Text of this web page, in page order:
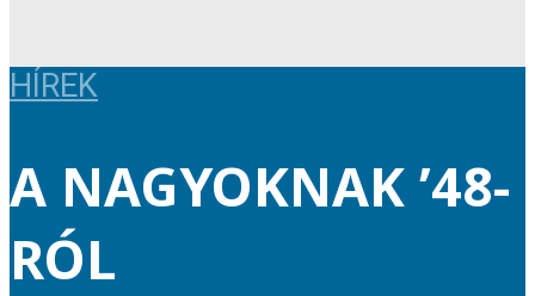
HÍREK
A NAGYOKNAK ’48-
RÓL